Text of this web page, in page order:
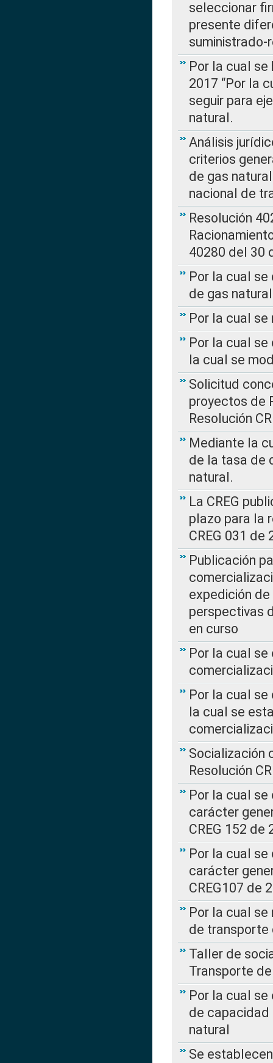
seleccionar
presente
Por la cual se
2017 “Por la
seguir para
natural.
Análisis
criterios
de gas
nacional de
Resolución
40280 del 30
Por la cual
de gas natural
Por la cual se
Por la cual se
la cual se
Solicitud
proyectos de
Resolución
Mediante la
de la tasa de
natural.
La CREG
plazo para la
CREG 031 de
Publicación
expedición de
perspectivas
en curso
Por la cual
Por la cual se
la cual se
Socialización
Resolución
Por la cual
carácter
CREG 152 de
Por la cual
carácter
CREG107 de
Por la cual
de transporte
Taller de
Transporte
Por la cual
de capacidad
natural
Se